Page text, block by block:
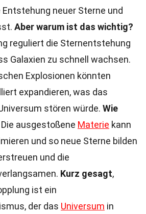
neuer Sterne und
Aber warum ist das wichtig?
reguliert die Sternentstehung
Galaxien zu schnell wachsen.
Explosionen könnten
expandieren, was das
stören würde. Wie
Die ausgestoßene Materie kann
und so neue Sterne bilden
und die
Kurz gesagt,
ist ein
der das Universum in